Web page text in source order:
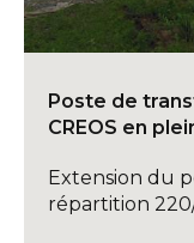
Poste de
CREOS en
Extension du
répartition